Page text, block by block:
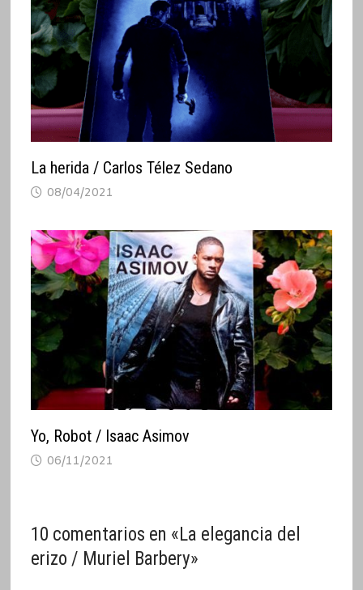
La herida / Carlos Télez Sedano
08/04/2021
Yo, Robot / Isaac Asimov
06/11/2021
10 comentarios en «La elegancia del
erizo / Muriel Barbery»